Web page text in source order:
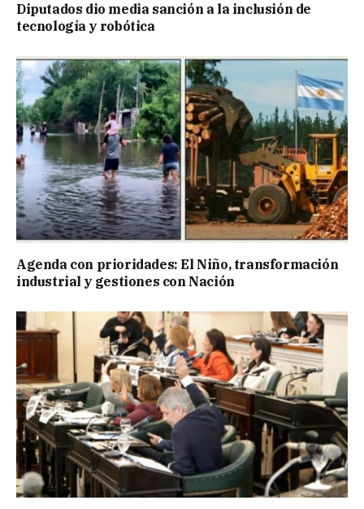
Diputados dio media sanción a la inclusión de
tecnología y robótica
Agenda con prioridades: El Niño, transformación
industrial y gestiones con Nación